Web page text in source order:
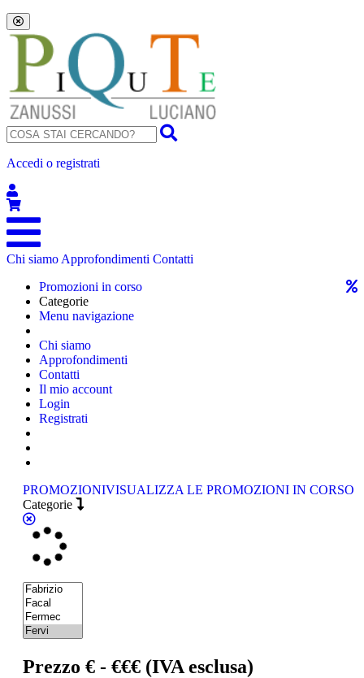
Accedi o registrati
Chi siamo Approfondimenti Contatti
Promozioni in corso
Categorie
Menu navigazione
Chi siamo
Approfondimenti
Contatti
Il mio account
Login
Registrati
PROMOZIONIVISUALIZZA LE PROMOZIONI IN CORSO
Categorie
Prezzo € - €€€ (IVA esclusa)